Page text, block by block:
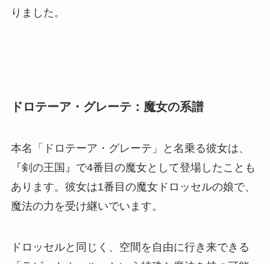
りました。
ドロテーア・グレーテ：魔女の系譜
本名「ドロテーア・グレーテ」と名乗る彼女は、
『剣の王国』で4番目の魔女として登場したことも
あります。彼女は1番目の魔女ドロッセルの娘で、
魔法の力を受け継いでいます。
ドロッセルと同じく、空間を自由に行き来できる